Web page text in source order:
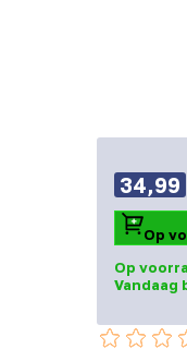
34,99
Op
Op
Vandaag